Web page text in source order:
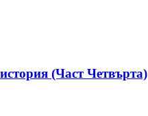
(Част Четвърта)